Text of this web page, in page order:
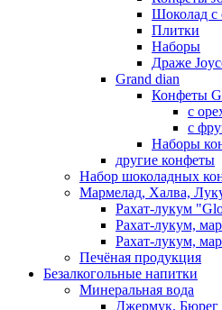
Шоколад с
Плитки
Наборы
Драже
Grand dian
Конфеты
с
с
Наборы
другие конфеты
Набор шоколадных
Мармелад, Халва,
Рахат-лукум
Рахат-лукум,
Рахат-лукум,
Печёная продукция
Безалкогольные напитки
Минеральная вода
Джермук. Бюрег